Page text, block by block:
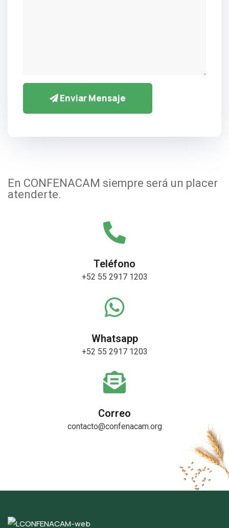
Enviar Mensaje
En CONFENACAM siempre será un placer
atenderte.
Teléfono
+52 55 2917 1203
Whatsapp
+52 55 2917 1203
Correo
contacto@confenacam.org